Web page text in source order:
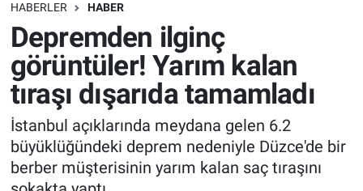
HABERLER HABER
Depremden ilginç
görüntüler! Yarım kalan
tıraşı dışarıda tamamladı
İstanbul açıklarında meydana gelen 6.2
büyüklüğündeki deprem nedeniyle Düzce'de bir
berber müşterisinin yarım kalan saç tıraşını
Bilim turu
Bilim ve Teknoloji Evreni
Doğa Konuşuyor
Dünya
Ege Saati
Dünya
Teknoloji
Sağlık
Spor
Yayın Akışı
Trafik Durumu
Süper Lig Puan Durumu ve Fikstür
Tüm Manşetler
Son Dakika Haberleri
Haber Arşivi